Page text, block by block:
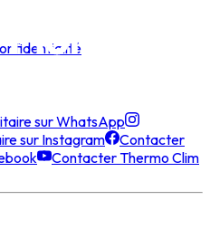
sur WhatsApp
sur Instagram
Contacter
Contacter Thermo Clim